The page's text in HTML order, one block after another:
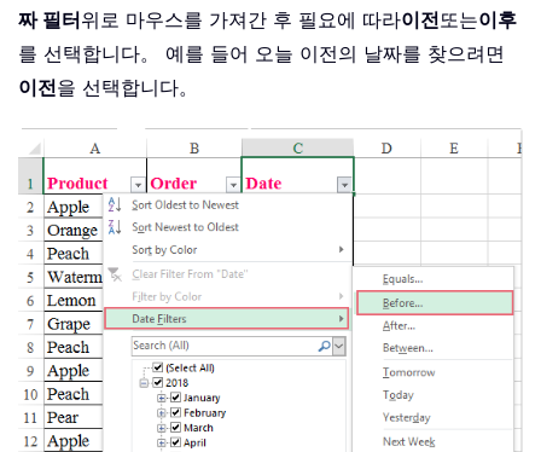
짜 필터위로 마우스를 가져간 후 필요에 따라이전또는이후
를 선택합니다。 예를 들어 오늘 이전의 날짜를 찾으려면
이전을 선택합니다。